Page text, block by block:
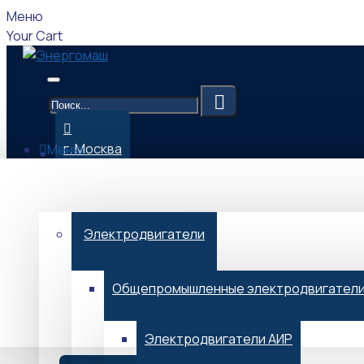
Меню
Your Cart
г. Москва
Меню
Электродвигатели
Общепромышленные
Электродвигатели АИР
09:00-17:00 (Мск)